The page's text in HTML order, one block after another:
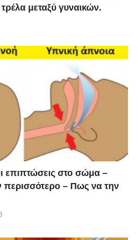
μεταξύ γυναικών.
επιπτώσεις στο σώμα –
περισσότερο – Πως να την